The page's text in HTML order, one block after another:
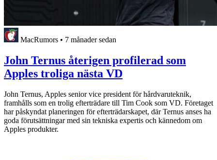
MacRumors • 7 månader sedan
John Ternus återigen profilerad som
Apples troliga nästa VD
John Ternus, Apples senior vice president för hårdvaruteknik,
framhålls som en trolig efterträdare till Tim Cook som VD. Företaget
har påskyndat planeringen för efterträdarskapet, där Ternus anses ha
goda förutsättningar med sin tekniska expertis och kännedom om
Apples produkter.